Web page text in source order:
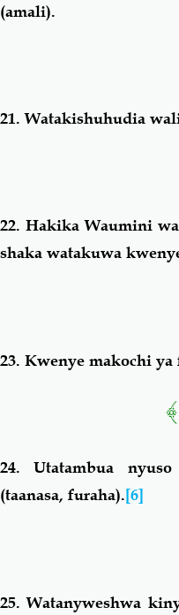
(amali).
21.Watakishuhudia
22.Hakika Waumini
shaka watakuwa
23. Kwenye makochi
24.Utatambua
(taanasa, furaha).[6]
25.Watanyweshwa